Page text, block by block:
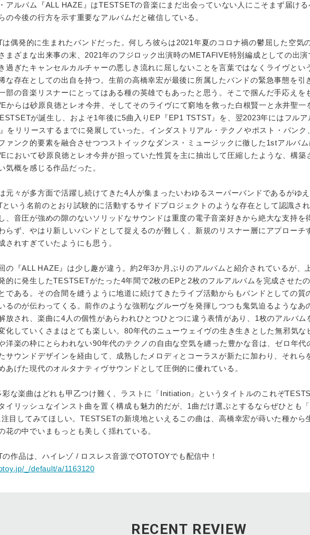
アルバム『ALL HAZE』はTESTSETの音楽にまだ出会っていない人にこそまず届ける
の今後の行方を示す重要なアルバムだと確信している。
偶発的に生まれたバンドだった。何しろ彼らは2021年夏のコロナ禍の鬱屈した空気
まざまな出来事の末、2021年のフジロック出演時のMETAFIVE特別編成としての出演
過ぎたキャンセルカルチャーの悪しき流れに屈しないことを言葉ではなくライヴとい
な存在としての出自を持つ。生前の高橋幸宏が最後に所属したバンドの緊急事態を引
部の音楽リスナーにとってはある種の英雄でもあったと思う。そこで掴んだ手応えを
からは砂原良徳とレオ今井、そしてそのライヴにて窮地を救った白根賢一と永井聖一
が誕生し、およそ1年後に5曲入りEP『EP1 TSTST』を、翌2023年にはフルア
』をリリースするまでに発展していった。インダストリアル・テクノやポスト・パンク
ァンク的要素を融合させつつストイックなダンス・ミュージックに徹した1stアルバム
において砂原良徳とレオ今井が担っていた性質を主に抽出して圧縮したような、構築
気概を感じる作品だった。
元々が多方面で活躍し続けてきた4人が集まったいわゆるスーパーバンドであるがゆえ
いう名前のとおり試験的に活動するサイドプロジェクトのような存在として認識さ
、音圧が強めの隙のないソリッドなサウンドは重度の電子音楽好きから絶大な支持を
らず、やはり新しいバンドとして捉えるのが難しく、新規のリスナー層にアプローチ
されすぎていたようにも思う。
の『ALL HAZE』は少し趣が違う。約2年3か月ぶりのアルバムと紹介されているが、
的に発生したTESTSETがたった4年間で2枚のEPと2枚のフルアルバムを完成させた
である。その合間を縫うように地道に続けてきたライブ活動からもバンドとしての質
るのが伝わってくる。前作のような強靭なグルーヴを発揮しつつも鬼気迫るようなあ
放され、楽曲に4人の個性があらわれひとつひとつに違う表情があり、1枚のアルバム
化していくさまはとても楽しい。80年代のニューウェイヴの生き生きとした無邪気な
洋楽の枠にとらわれない90年代のテクノの自由な空気を纏った豊かな音は、ゼロ年代
サウンドデザインを経由して、成熟したメロディとコーラスが新たに加わり、それら
あげた現代のオルタナティヴサウンドとして圧倒的に優れている。
彩な楽曲はどれも甲乙つけ難く、ラストに「Initiation」というタイトルのこれぞ
イリッシュなインスト曲を置く構成も魅力的だが、1曲だけ選ぶとするならぜひとも
目してみてほしい。TESTSETの新境地といえるこの曲は、高橋幸宏が蒔いた種から
花の中でいまもっとも美しく揺れている。
作品は、ハイレゾ / ロスレス音源でOTOTOYでも配信中！
_/default/a/1163120
RECENT REVIEW